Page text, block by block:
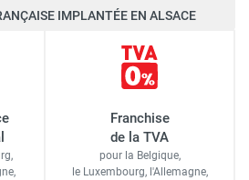
IMPLANTÉE EN ALSACE
Franchise
de la TVA
pour la Belgique,
le Luxembourg, l'Allemagne,